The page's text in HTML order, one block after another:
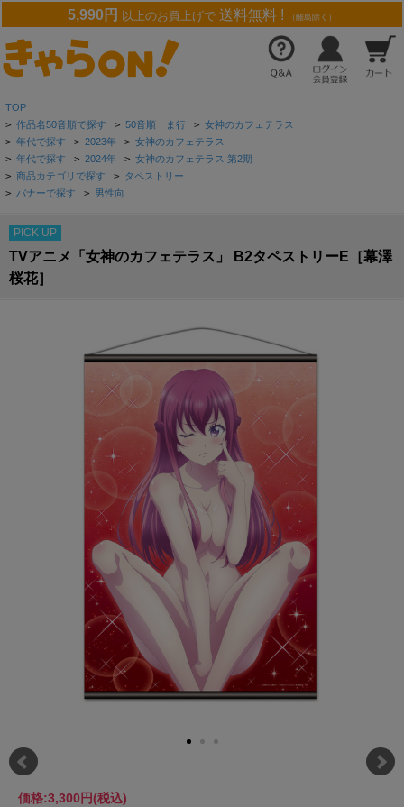
5,990円 以上のお買上げで 送料無料 ! （離島除く）
TOP
> 作品名50音順で探す > 50音順 ま行 > 女神のカフェテラス
> 年代で探す > 2023年 > 女神のカフェテラス
> 年代で探す > 2024年 > 女神のカフェテラス 第2期
> 商品カテゴリで探す > タペストリー
> バナーで探す > 男性向
PICK UP
TVアニメ「女神のカフェテラス」 B2タペストリーE［幕澤
桜花］
価格:3,300円(税込)